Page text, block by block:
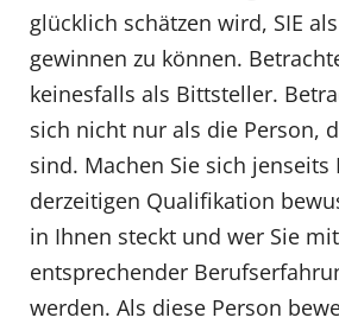
glücklich schätzen wird, SIE
gewinnen zu können.
keinesfalls als Bittsteller.
sich nicht nur als die Person,
sind. Machen Sie sich jenseits
derzeitigen Qualifikation
in Ihnen steckt und wer Sie mit
entsprechender
werden. Als diese Person